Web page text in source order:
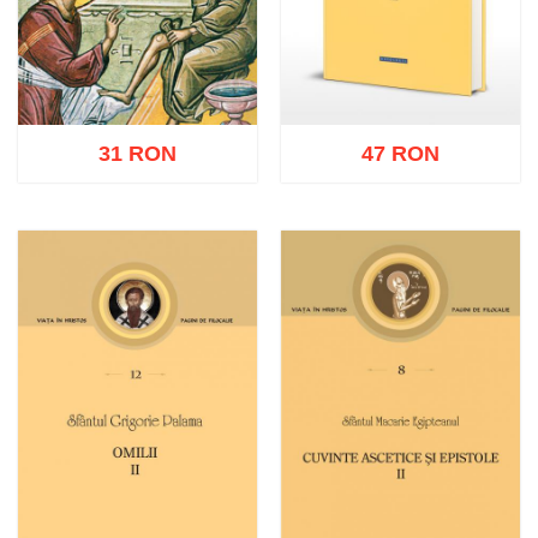
31 RON
Adaugă în coș Wishlist
47 RON